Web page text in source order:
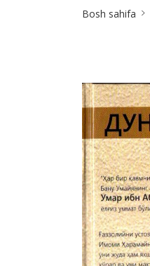
Bosh sahifa